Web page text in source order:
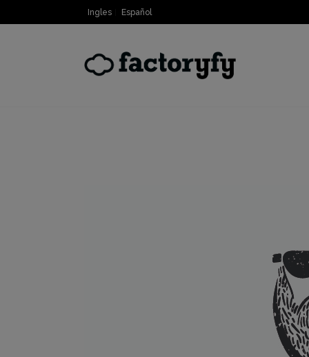
Ingles Español